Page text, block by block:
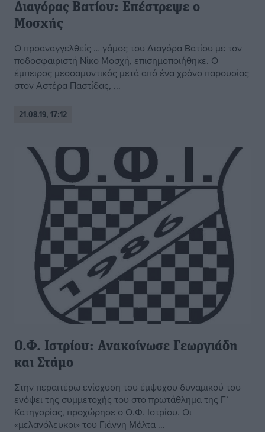
Διαγόρας Βατίου: Επέστρεψε ο
Μοσχής
Ο προαναγγελθείς … γάμος του Διαγόρα Βατίου με τον
ποδοσφαιριστή Νίκο Μοσχή, επισημοποιήθηκε. Ο
έμπειρος μεσοαμυντικός μετά από ένα χρόνο παρουσίας
στον Αστέρα Παστίδας, ...
21.08.19, 17:12
Ο.Φ. Ιστρίου: Ανακοίνωσε Γεωργιάδη
και Στάμο
Στην περαιτέρω ενίσχυση του έμψυχου δυναμικού του
ενόψει της συμμετοχής του στο πρωτάθλημα της Γ’
Κατηγορίας, προχώρησε ο Ο.Φ. Ιστρίου. Οι
«μελανόλευκοι» του Γιάννη Μάλτα ...